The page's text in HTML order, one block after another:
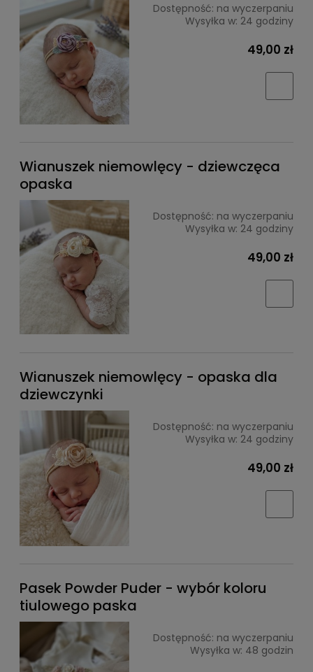
Dostępność: na wyczerpaniu
Wysyłka w: 24 godziny
49,00 zł
Wianuszek niemowlęcy - dziewczęca
opaska
Dostępność: na wyczerpaniu
Wysyłka w: 24 godziny
49,00 zł
Wianuszek niemowlęcy - opaska dla
dziewczynki
Dostępność: na wyczerpaniu
Wysyłka w: 24 godziny
49,00 zł
Pasek Powder Puder - wybór koloru
tiulowego paska
Dostępność: na wyczerpaniu
Wysyłka w: 48 godzin